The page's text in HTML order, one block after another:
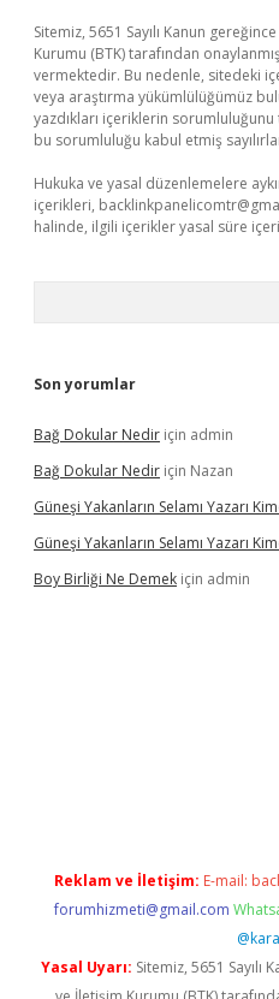
Sitemiz, 5651 Sayılı Kanun
Kurumu (BTK) tarafından
vermektedir. Bu nedenle, sitedeki
veya araştırma yükümlülüğümüz
yazdıkları içeriklerin
bu sorumluluğu kabul etmiş
Hukuka ve yasal düzenlemelere
içerikleri,
halinde, ilgili içerikler yasal süre
Son yorumlar
Bağ Dokular Nedir için admin
Bağ Dokular Nedir için Nazan
Güneşi Yakanların Selamı Yazarı
Güneşi Yakanların Selamı Yazarı
Boy Birliği Ne Demek için admin
Reklam ve İletişim: E-mail:
forumhizmeti@gmail.com
Yasal Uyarı: Sitemiz, 5651 Sayılı